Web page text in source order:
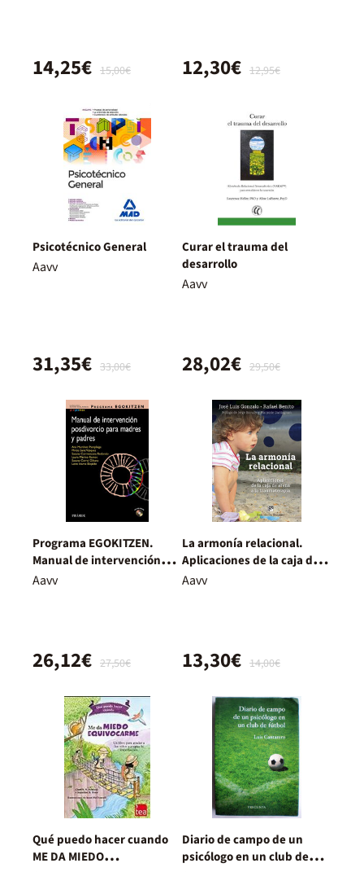
15,00€
14,25€ 12,95€
12,30€
Psicotécnico General
Aavv
33,00€
31,35€
Curar el trauma del
desarrollo
Aavv
29,50€
28,02€
Programa EGOKITZEN.
Manual de intervención
posdivorcio para madres y
Aavv
27,50€
26,12€
La armonía relacional.
Aplicaciones de la caja de
arena a la traumaterapia
Aavv
14,00€
13,30€
Qué puedo hacer cuando
ME DA MIEDO
Diario de campo de un
psicólogo en un club de